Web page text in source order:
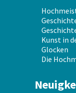
Kunst in
Glocken
Die